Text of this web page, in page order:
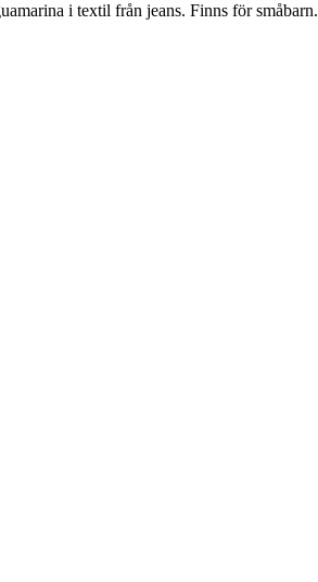
i textil från jeans. Finns för småbarn.